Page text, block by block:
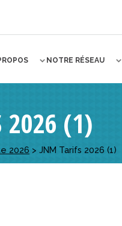
NOTRE RÉSEAU
2026 (1)
2026 > JNM Tarifs 2026 (1)